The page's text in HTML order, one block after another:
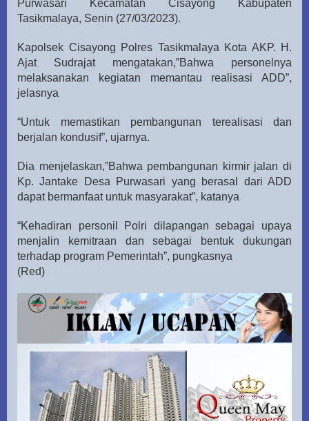
Purwasari Kecamatan Cisayong Kabupaten
Tasikmalaya, Senin (27/03/2023).
Kapolsek Cisayong Polres Tasikmalaya Kota AKP. H.
Ajat Sudrajat mengatakan,”Bahwa personelnya
melaksanakan kegiatan memantau realisasi ADD”,
jelasnya
“Untuk memastikan pembangunan terealisasi dan
berjalan kondusif”, ujarnya.
Dia menjelaskan,”Bahwa pembangunan kirmir jalan di
Kp. Jantake Desa Purwasari yang berasal dari ADD
dapat bermanfaat untuk masyarakat”, katanya
“Kehadiran personil Polri dilapangan sebagai upaya
menjalin kemitraan dan sebagai bentuk dukungan
terhadap program Pemerintah”, pungkasnya
(Red)